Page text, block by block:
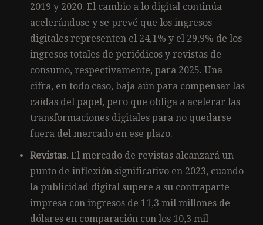
2019 y 2020. El cambio a lo digital continúa
acelerándose y se prevé que los ingresos
digitales representen el 24,1% y el 29,9% de los
ingresos totales de periódicos y revistas de
consumo, respectivamente, para 2025. Una
cifra, en todo caso, baja aún para compensar las
caídas del papel, pero que obliga a acelerar las
transformaciones digitales para no quedarse
fuera del mercado en ese plazo.
Revistas. El mercado de revistas alcanzará un
punto de inflexión significativo en 2023, cuando
la publicidad digital supere a su contraparte
impresa con ingresos de 11,3 mil millones de
dólares en comparación con los 10,3 mil